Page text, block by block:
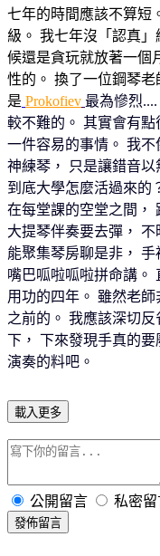
七年的時間應該不算短
級。 我七年沒「認真
候還是貪玩就放著一個
性的。 換了一位鋼琴
是 Prokofiev 最為慘烈
較不難的。 其實會有
一件容易的事情。 我
神練琴， 只是讓錯音
到底大學怎麼活過來的
在每堂課的空堂之間，
大提琴伴奏要去彈，
能聚集琴房聊是非， 手
嘴巴呱啦呱啦拼命講。
用功的四年。 雖然老
之前的。 我應該深切
下， 下來發現手真的
演奏的料吧。
載入更多
公開留言 私密留
發佈留言